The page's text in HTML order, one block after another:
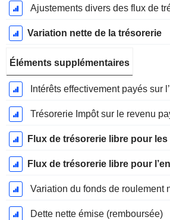
Ajustements divers des flux de
Variation nette de la trésorerie
Éléments supplémentaires
Intérêts effectivement payés sur
Variation du fonds de roulement
Dette nette émise (remboursée)